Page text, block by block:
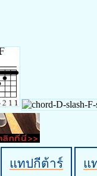
แทปกีต้าร์ แ